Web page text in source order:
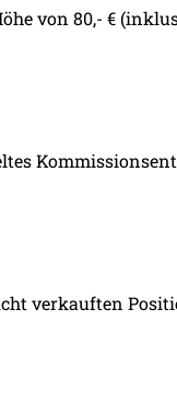
von 80,- €
verkauften